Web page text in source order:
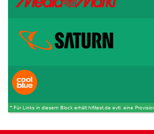
* Für Links in diesem Block erhält hifitest.de evtl. eine